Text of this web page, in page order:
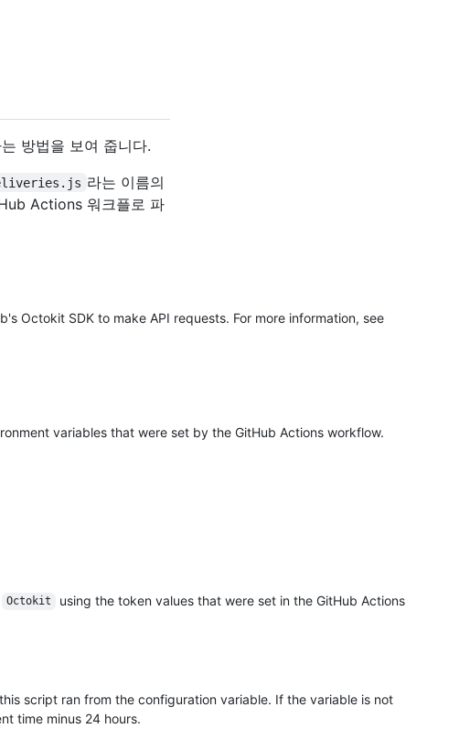
방법을 보여 줍니다.
라는 이름의
Actions 워크플로 파
Octokit SDK to make API requests. For more information, see
variables that were set by the GitHub Actions workflow.
Octokit
using the token values that were set in the GitHub Actions
script ran from the configuration variable. If the variable is not
time minus 24 hours.